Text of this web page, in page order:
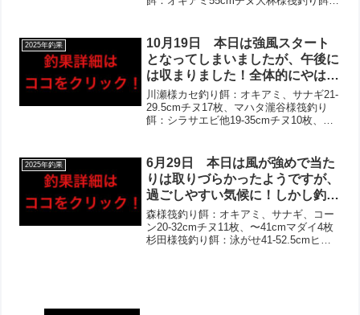
は多数の方がゲット＋今月トップ
複数いらっしゃいました‼︎その他
ガンゾウヒラメやカレイなど！
藤様筏釣り餌：オキアミ、ボケ40-48...
2025年釣果
10月19日 本日は強風スタート
となってしまいましたが、午後に
は収まりました！全体的にやはり
午後に伸びる形で、お写真多数撮
らせて頂きました‼︎チヌは2桁枚
数複数組を継続し、良型もあがり
56cmビッグマゴチ＋ハモ‼︎良型
アジ・カワハギなども！
川瀬様カセ釣り餌：オキアミ、サナギ21-
29.5cmチヌ17枚、マハタ瀧谷様筏釣り
餌：シラサエビ他19-35cmチヌ10枚、へ
餌：オキアミ、サナギ、コーン22-2...
2025年釣果
6月29日 本日は風が強めで当た
りは取りづらかったようですが、
過ごしやすい気候に！しかし釣果
は全体として厳しかったようで
す。泳がせは絶好調で、当たり多
数でヒラメ計3枚‼︎チヌは2桁枚数
森様筏釣り餌：オキアミ、サナギ、コー
ン20-32cmチヌ11枚、〜41cmマダイ4枚
杉田様筏釣り餌：泳がせ41-52.5cmヒラ